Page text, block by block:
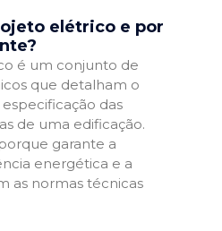
elétrico e por
é um conjunto de
que detalham o
das
de uma edificação.
garante a
energética e a
as normas técnicas